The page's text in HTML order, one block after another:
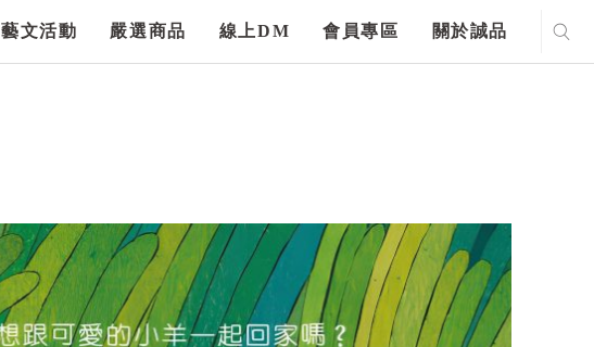
藝文活動 嚴選商品 線上DM 會員專區 關於誠品